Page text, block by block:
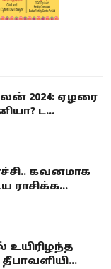
2024: ஏழரை
ட...
கவனமாக
ராசிக்க...
உயிரிழந்த